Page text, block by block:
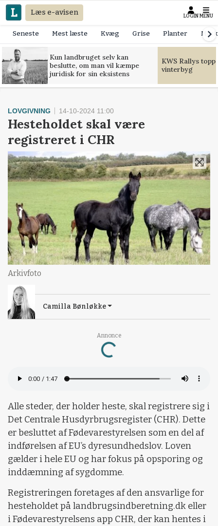
Læs e-avisen LOGIN MENU
Seneste Mest læste Kvæg Grise Planter
Kun landbruget selv kan
beslutte, om man vil kæmpe
juridisk for sin eksistens
KWS Rallys
vinterbyg
Annonce
Loading...
LOVGIVNING 14-10-2024 11:00
Hesteholdet skal være
registreret i CHR
Arkivfoto
Camilla Bønløkke
Alle steder, der holder heste, skal registrere sig i
Det Centrale Husdyrbrugsregister (CHR). Dette
er besluttet af Fødevarestyrelsen som en del af
indførelsen af EU’s dyresundhedslov. Loven
gælder i hele EU og har fokus på opsporing og
inddæmning af sygdomme.
Registreringen foretages af den ansvarlige for
hesteholdet på landbrugsindberetning.dk eller
i Fødevarestyrelsens app CHR, der kan hentes i